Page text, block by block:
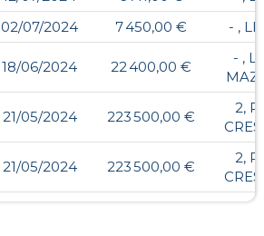
02/07/2024 7 450,00 € - ,
18/06/2024 22 400,00 €
- ,
21/05/2024 223 500,00 €
2,
21/05/2024 223 500,00 €
2,